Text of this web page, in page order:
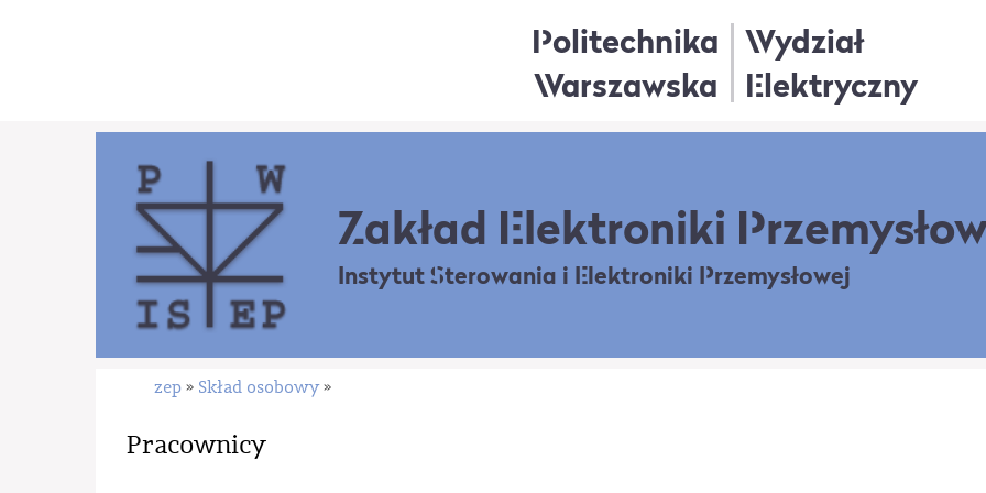
Politechnika
Warszawska
Wydział
Elektryczny
Zakład Elektroniki
Instytut Sterowania i Elektroniki Przemysłowej
zep » Skład osobowy »
Pracownicy